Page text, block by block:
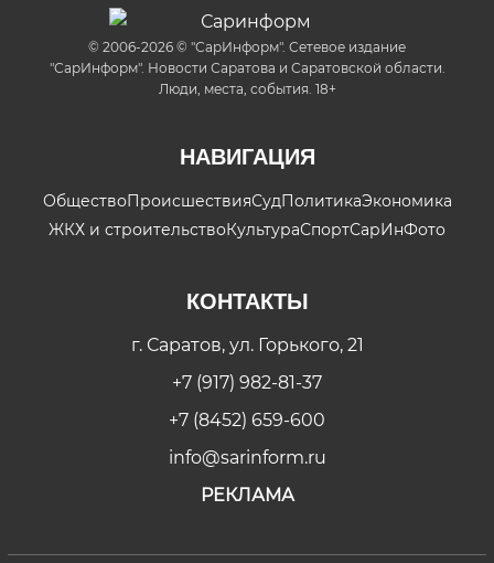
© 2006-2026 © "СарИнформ". Сетевое издание
"СарИнформ". Новости Саратова и Саратовской области.
Люди, места, события. 18+
НАВИГАЦИЯ
ОбществоПроисшествияСудПолитикаЭкономика
ЖКХ и строительствоКультураСпортСарИнФото
КОНТАКТЫ
г. Саратов, ул. Горького, 21
+7 (917) 982-81-37
+7 (8452) 659-600
info@sarinform.ru
РЕКЛАМА